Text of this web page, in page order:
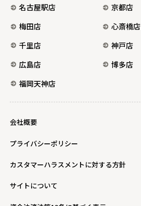
名古屋駅店
京都店
梅田店
心斎橋店
千里店
神戸店
広島店
博多店
福岡天神店
会社概要
プライバシーポリシー
カスタマーハラスメントに対する方針
サイトについて